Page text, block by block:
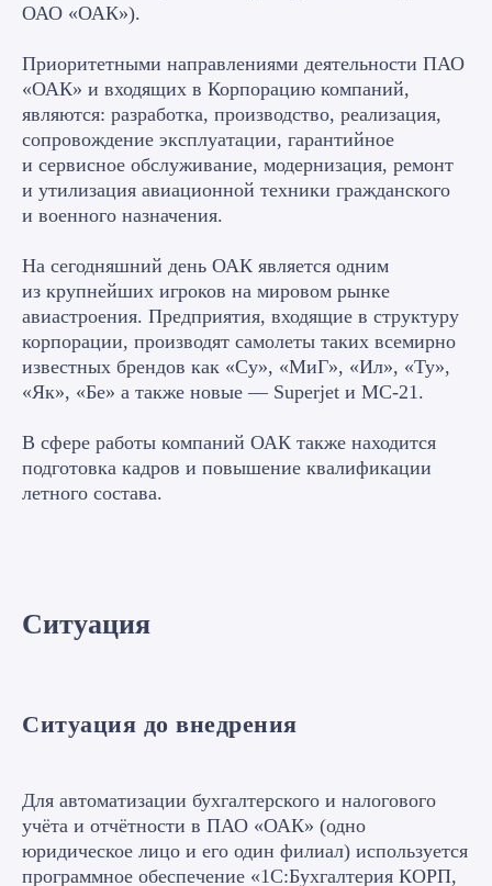
ОАО «ОАК»).
Приоритетными направлениями деятельности ПАО
«ОАК» и входящих в Корпорацию компаний,
являются: разработка, производство, реализация,
сопровождение эксплуатации, гарантийное
и сервисное обслуживание, модернизация, ремонт
и утилизация авиационной техники гражданского
и военного назначения.
На сегодняшний день ОАК является одним
из крупнейших игроков на мировом рынке
авиастроения. Предприятия, входящие в структуру
корпорации, производят самолеты таких всемирно
известных брендов как «Су», «МиГ», «Ил», «Ту»,
«Як», «Бе» а также новые — Superjet и МС-21.
В сфере работы компаний ОАК также находится
подготовка кадров и повышение квалификации
летного состава.
Ситуация
Ситуация до внедрения
Для автоматизации бухгалтерского и налогового
учёта и отчётности в ПАО «ОАК» (одно
юридическое лицо и его один филиал) используется
программное обеспечение «1С:Бухгалтерия КОРП,